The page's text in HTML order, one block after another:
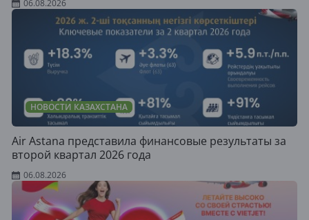
06.08.2026
НОВОСТИ КАЗАХСТАНА
Air Astana представила финансовые результаты за
второй квартал 2026 года
06.08.2026